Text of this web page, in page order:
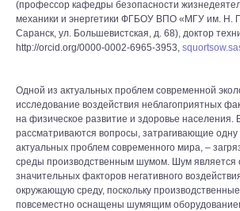
(профессор кафедры безопасности
механики и энергетики ФГБОУ ВПО «МГУ им. Н.
Саранск, ул. Большевистская, д. 68), доктор
http://orcid.org/0000-0002-6965-3953,
Одной из актуальных проблем современной
исследование воздействия неблагоприятных
на физическое развитие и здоровье населения.
рассматриваются вопросы, затрагивающие одну
актуальных проблем современного мира, –
среды производственным шумом. Шум является
значительных факторов негативного
окружающую среду, поскольку
повсеместно оснащены шумящим